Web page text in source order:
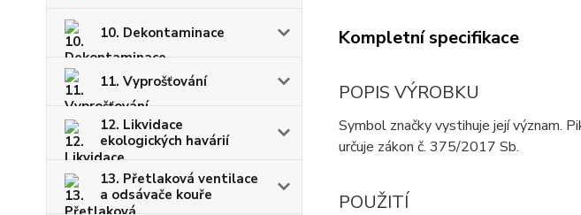
10. Dekontaminace
11. Vyprošťování
12. Likvidace
ekologických havárií
13. Přetlaková ventilace
a odsávače kouře
Kompletní specifikace
POPIS VÝROBKU
Symbol značky vystihuje její význam.
určuje zákon č. 375/2017 Sb.
POUŽITÍ